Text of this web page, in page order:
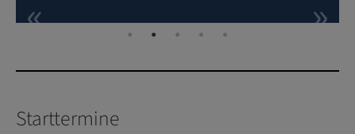
Starttermine